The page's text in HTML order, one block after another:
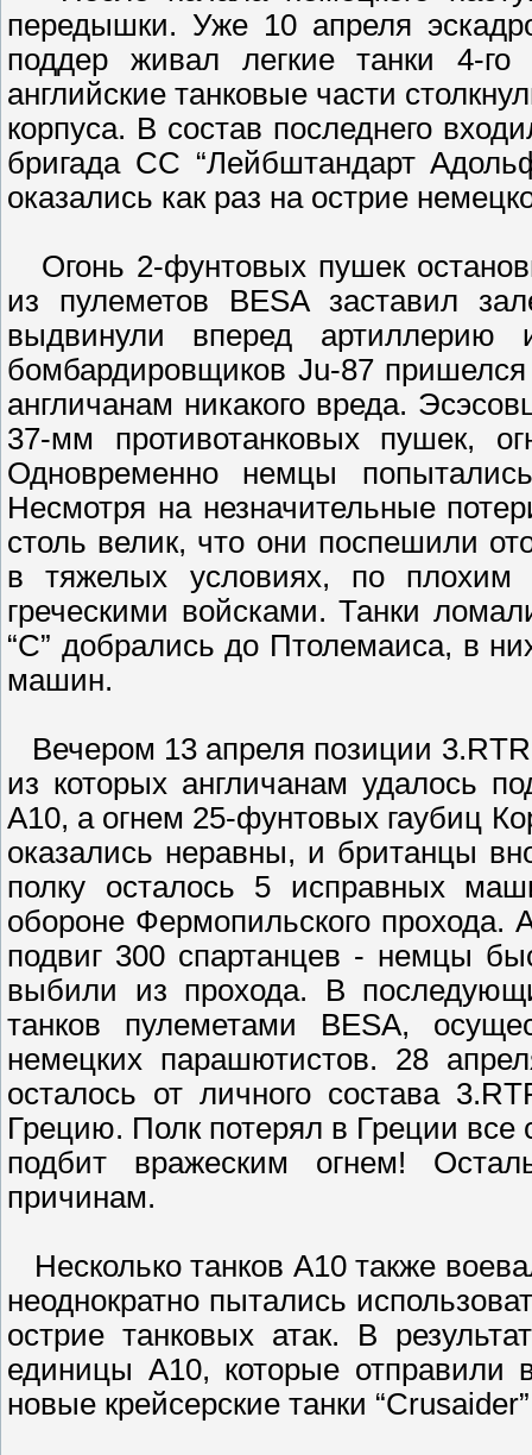
передышки. Уже 10 апреля
поддер живал легкие танки 4-
английские танковые части
корпуса. В состав последнего
бригада СС “Лейбштандарт
оказались как раз на острие
Огонь 2-фунтовых пушек
из пулеметов BESA заставил
выдвинули вперед
бомбардировщиков Ju-87
англичанам никакого вреда.
37-мм противотанковых пушек,
Одновременно немцы
Несмотря на незначительные
столь велик, что они поспешили
в тяжелых условиях, по плохим
греческими войсками. Танки
“С” добрались до Птолемаиса, в
машин.
Вечером 13 апреля позиции
из которых англичанам удалось
А10, а огнем 25-фунтовых гаубиц
оказались неравны, и британцы
полку осталось 5 исправных
обороне Фермопильского прохода.
подвиг 300 спартанцев - немцы
выбили из прохода. В
танков пулеметами BESA,
немецких парашютистов. 28
осталось от личного состава
Грецию. Полк потерял в Греции
подбит вражеским огнем!
причинам.
Несколько танков А10 также
неоднократно пытались
острие танковых атак. В
единицы А10, которые отправили
новые крейсерские танки